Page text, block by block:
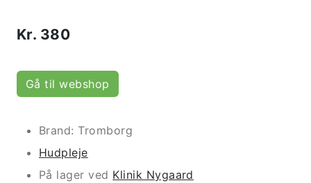
Kr. 380
Gå til webshop
Brand: Tromborg
Hudpleje
På lager ved Klinik Nygaard